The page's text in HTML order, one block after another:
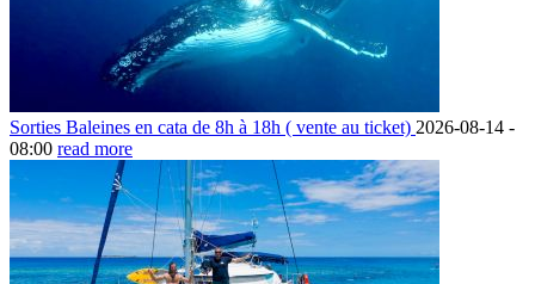
Sorties Baleines en cata de 8h à 18h ( vente au ticket) 2026-08-14 -
08:00 read more